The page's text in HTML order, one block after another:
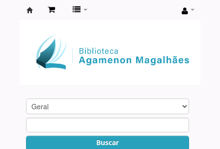
Agamenon
Magalhães
Buscar